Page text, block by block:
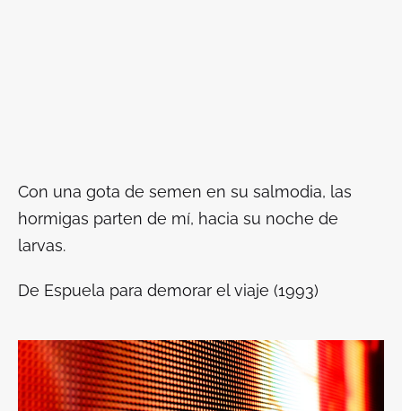
Con una gota de semen en su salmodia, las
hormigas parten de mí, hacia su noche de
larvas.
De Espuela para demorar el viaje (1993)